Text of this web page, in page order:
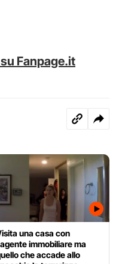
Fanpage.it
una casa con
immobiliare ma
che accade allo